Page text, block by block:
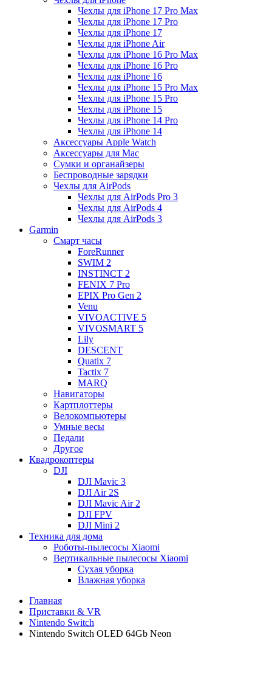
Чехлы для iPhone 17 Pro Max
Чехлы для iPhone 17 Pro
Чехлы для iPhone 17
Чехлы для iPhone Air
Чехлы для iPhone 16 Pro Max
Чехлы для iPhone 16 Pro
Чехлы для iPhone 16
Чехлы для iPhone 15 Pro Max
Чехлы для iPhone 15 Pro
Чехлы для iPhone 15
Чехлы для iPhone 14 Pro
Чехлы для iPhone 14
Аксессуары Apple Watch
Аксессуары для Mac
Сумки и органайзеры
Беспроводные зарядки
Чехлы для AirPods
Чехлы для AirPods Pro 3
Чехлы для AirPods 4
Чехлы для AirPods 3
Garmin
Смарт часы
ForeRunner
SWIM 2
INSTINCT 2
FENIX 7 Pro
EPIX Pro Gen 2
Venu
VIVOACTIVE 5
VIVOSMART 5
Lily
DESCENT
Quatix 7
Tactix 7
MARQ
Навигаторы
Картплоттеры
Велокомпьютеры
Умные весы
Педали
Другое
Квадрокоптеры
DJI
DJI Mavic 3
DJI Air 2S
DJI Mavic Air 2
DJI FPV
DJI Mini 2
Техника для дома
Роботы-пылесосы Xiaomi
Вертикальные пылесосы Xiaomi
Сухая уборка
Влажная уборка
Главная
Приставки & VR
Nintendo Switch
Nintendo Switch OLED 64Gb Neon